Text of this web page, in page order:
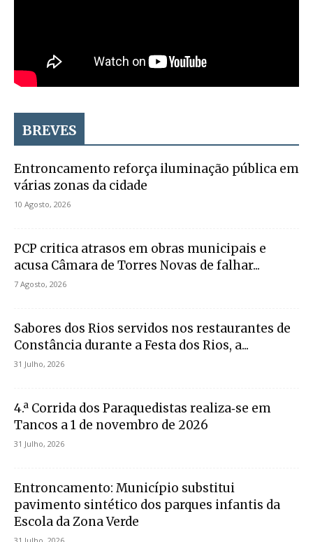
BREVES
Entroncamento reforça iluminação pública em
várias zonas da cidade
10 Agosto, 2026
PCP critica atrasos em obras municipais e
acusa Câmara de Torres Novas de falhar...
7 Agosto, 2026
Sabores dos Rios servidos nos restaurantes de
Constância durante a Festa dos Rios, a...
31 Julho, 2026
4.ª Corrida dos Paraquedistas realiza‑se em
Tancos a 1 de novembro de 2026
31 Julho, 2026
Entroncamento: Município substitui
pavimento sintético dos parques infantis da
Escola da Zona Verde